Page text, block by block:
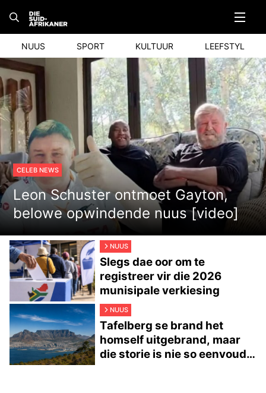
content
NUUS SPORT KULTUUR LEEFSTYL
CELEB NEWS
Leon Schuster ontmoet Gayton,
belowe opwindende nuus [video]
NUUS
Slegs dae oor om te
registreer vir die 2026
munisipale verkiesing
NUUS
Tafelberg se brand het
homself uitgebrand, maar
die storie is nie so eenvoudig